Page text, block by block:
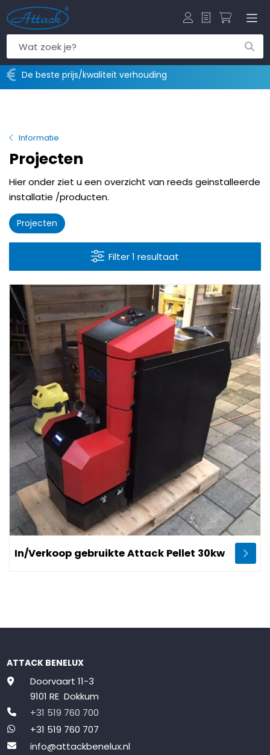
Offerte
De beste prijs/kwaliteit verhouding
Informatie
Projecten
Hier onder ziet u een overzicht van reeds geinstalleerde
installatie /producten.
Projecten
Filter 1 resultaat
In/Verkoop gebruikte Attack Pellet 30kw
ATTACK BENELUX
Doorvaart 11-3
9101 RE Dokkum
+31 519 760 700
+31 519 760 707
info@attackbenelux.nl